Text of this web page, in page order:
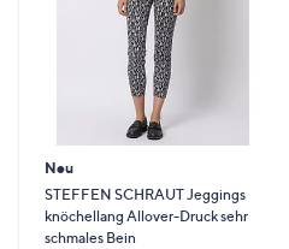
Neu
STEFFEN SCHRAUT Jeggings
knöchellang Allover-Druck sehr
schmales Bein